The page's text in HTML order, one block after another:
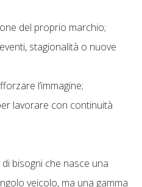
del proprio marchio;
stagionalità o nuove
l’immagine;
lavorare con continuità
bisogni che nasce una
veicolo, ma una gamma